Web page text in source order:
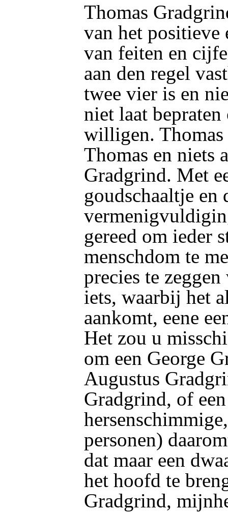
Thomas
van het positieve
van feiten en
aan den regel
twee vier is en
niet laat
willigen.
Thomas en niets
Gradgrind. Met
goudschaaltje en
gereed om ieder
menschdom te
precies te
iets, waarbij het
aankomt, eene
Het zou u
om een George
Augustus
Gradgrind, of
personen)
dat maar een
het hoofd te
Gradgrind,